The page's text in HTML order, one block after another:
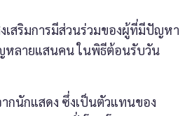
สริมการมีส่วนร่วมของผู้ที่มีปัญหา
หลายแสนคน ในพิธีต้อนรับวัน
นักแสดง ซึ่งเป็นตัวแทนของ